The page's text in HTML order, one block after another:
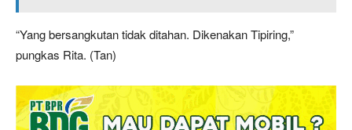
“Yang bersangkutan tidak ditahan. Dikenakan Tipiring,”
pungkas Rita. (Tan)